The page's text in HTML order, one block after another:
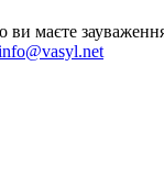
маєте